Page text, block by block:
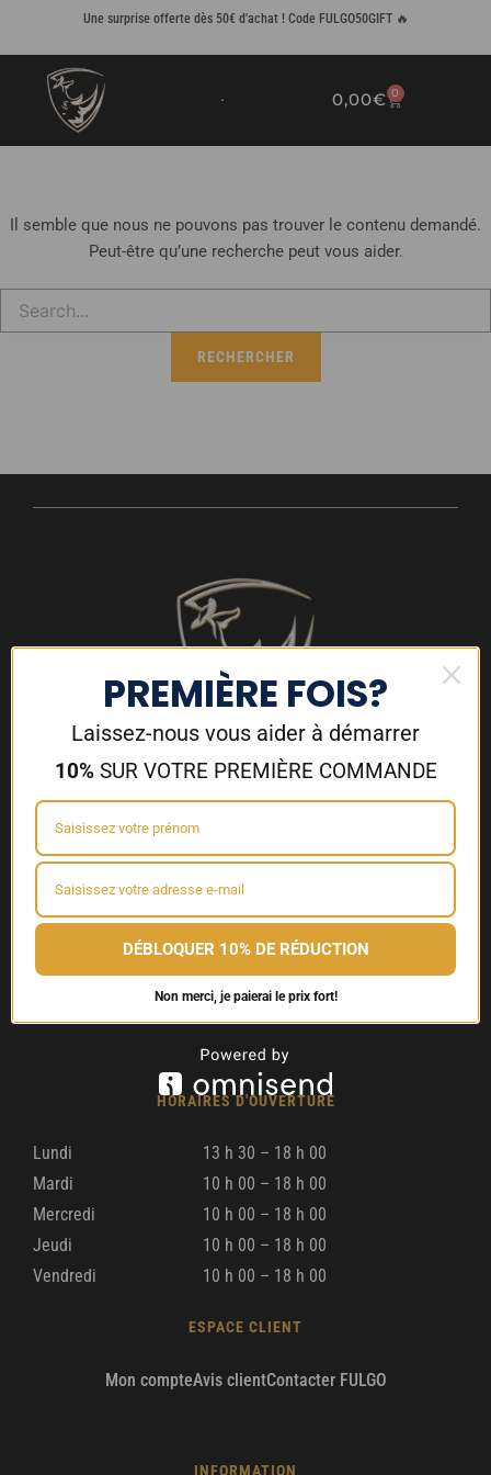
Une surprise offerte dès 50€ d'achat ! Code FULGO50GIFT 🔥
0,00€ 0
PANIER
Il semble que nous ne pouvons pas trouver le contenu demandé.
Peut-être qu’une recherche peut vous aider.
Rechercher :
Paiement sécurisé
Made in France
HORAIRES D'OUVERTURE
Lundi
13 h 30 – 18 h 00
Mardi
10 h 00 – 18 h 00
Mercredi
10 h 00 – 18 h 00
Jeudi
10 h 00 – 18 h 00
Vendredi
10 h 00 – 18 h 00
ESPACE CLIENT
Mon compteAvis clientContacter FULGO
INFORMATION
PREMIÈRE FOIS?
Laissez-nous vous aider à démarrer
10%SUR VOTRE PREMIÈRE COMMANDE
DÉBLOQUER 10% DE RÉDUCTION
Non merci, je paierai le prix fort!